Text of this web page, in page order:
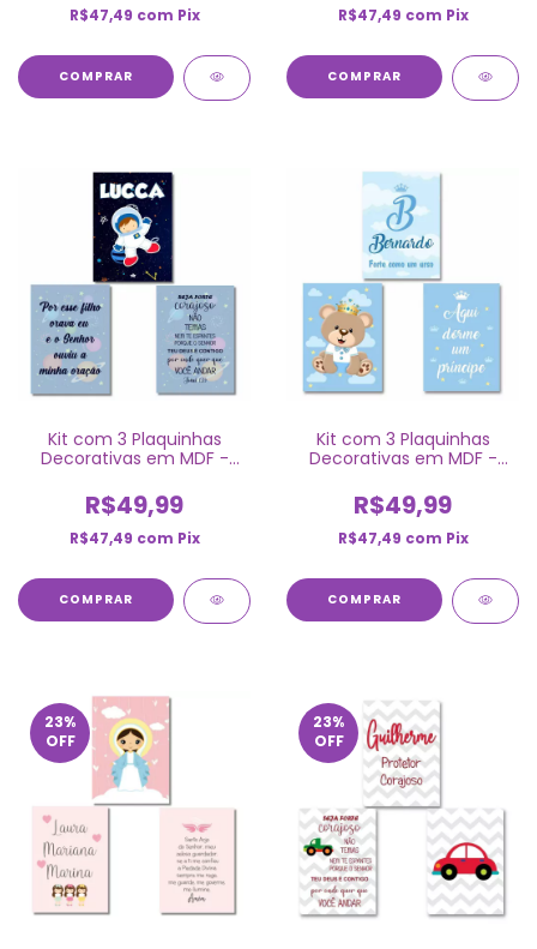
R$47,49 com Pix
COMPRAR
R$47,49 com Pix
COMPRAR
Kit com 3 Plaquinhas
Decorativas em MDF -
R$49,99
R$47,49 com Pix
COMPRAR
Kit com 3 Plaquinhas
Decorativas em MDF -
R$49,99
R$47,49 com Pix
COMPRAR
23%
OFF
23%
OFF